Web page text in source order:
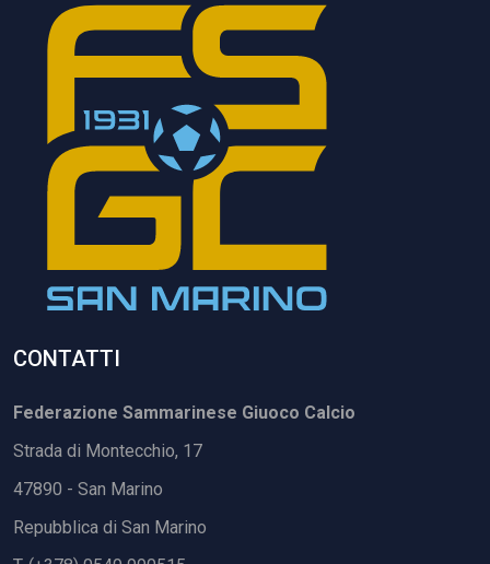
CONTATTI
Federazione Sammarinese Giuoco Calcio
Strada di Montecchio, 17
47890 - San Marino
Repubblica di San Marino